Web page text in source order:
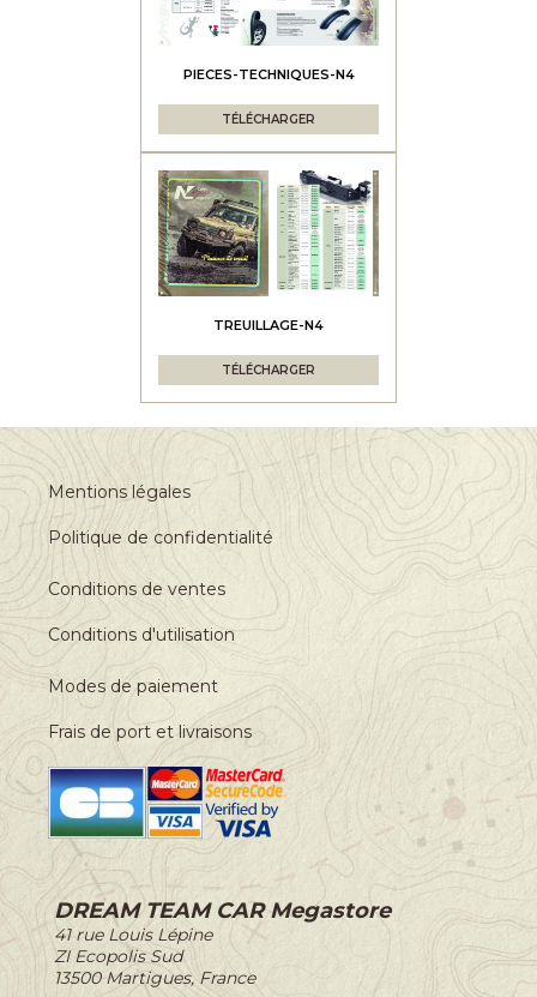
PIECES-TECHNIQUES-N4
TÉLÉCHARGER
TREUILLAGE-N4
TÉLÉCHARGER
Mentions légales
Politique de confidentialité
Conditions de ventes
Conditions d'utilisation
Modes de paiement
Frais de port et livraisons
DREAM TEAM CAR Megastore
-41 rue Louis Lépine
-
ZI Ecopolis Sud
-13500 Martigues, France